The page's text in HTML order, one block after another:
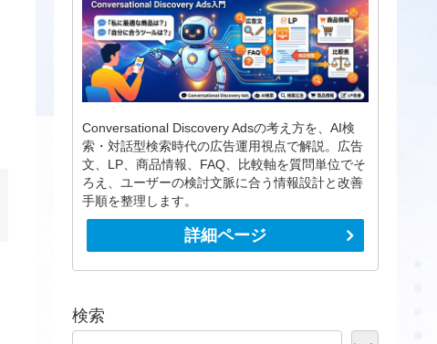
Conversational Discovery Adsの考え方を、AI検
索・対話型検索時代の広告運用視点で解説。広告
文、LP、商品情報、FAQ、比較軸を質問単位でそ
ろえ、ユーザーの検討文脈に合う情報設計と改善
手順を整理します。
詳細ページ
検索